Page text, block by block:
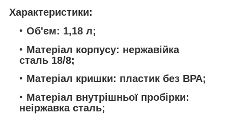
Характеристики:
Об'єм: 1,18 л;
Матеріал корпусу: нержавійка
сталь 18/8;
Матеріал кришки: пластик без ВРА;
Матеріал внутрішньої пробірки:
неіржавка сталь;